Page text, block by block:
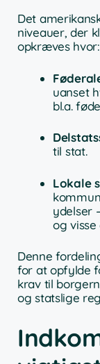
Det
niveauer, der
opkræves hvor:
uanset
bl.a.
til stat.
Lokale
ydelser
og
Denne
for at opfylde
krav til
og statslige